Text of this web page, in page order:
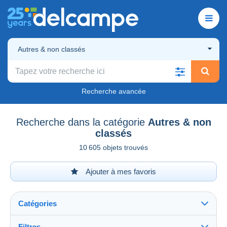
Autres & non classés
Recherche avancée
Recherche dans la catégorie Autres & non
classés
10 605 objets trouvés
Ajouter à mes favoris
Catégories